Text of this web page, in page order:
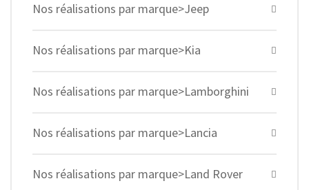
Nos réalisations par marque>Jeep
Nos réalisations par marque>Kia
Nos réalisations par marque>Lamborghini
Nos réalisations par marque>Lancia
Nos réalisations par marque>Land Rover